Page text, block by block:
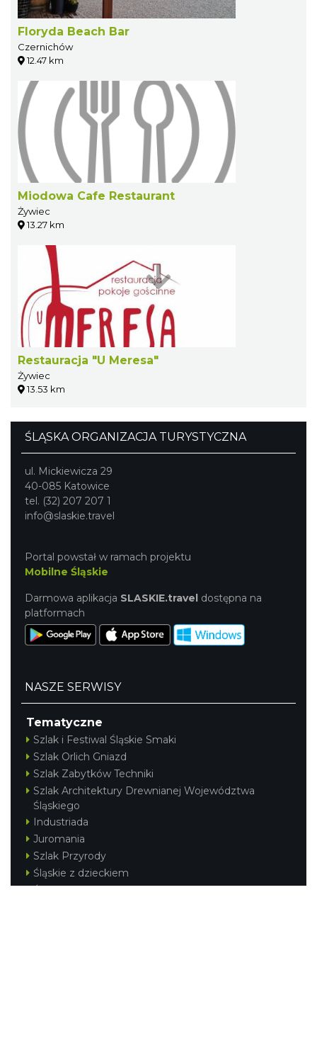
Floryda Beach Bar
Czernichów
12.47 km
Miodowa Cafe Restaurant
Żywiec
13.27 km
Restauracja "U Meresa"
Żywiec
13.53 km
ŚLĄSKA ORGANIZACJA TURYSTYCZNA
ul. Mickiewicza 29
40-085 Katowice
tel. (32) 207 207 1
info@slaskie.travel
Portal powstał w ramach projektu
Mobilne Śląskie
Darmowa aplikacja SLASKIE.travel dostępna na
platformach
NASZE SERWISY
Tematyczne
Szlak i Festiwal Śląskie Smaki
Szlak Orlich Gniazd
Szlak Zabytków Techniki
Szlak Architektury Drewnianej Województwa
Śląskiego
Industriada
Juromania
Szlak Przyrody
Śląskie z dzieckiem
Śląskie po zdrowie